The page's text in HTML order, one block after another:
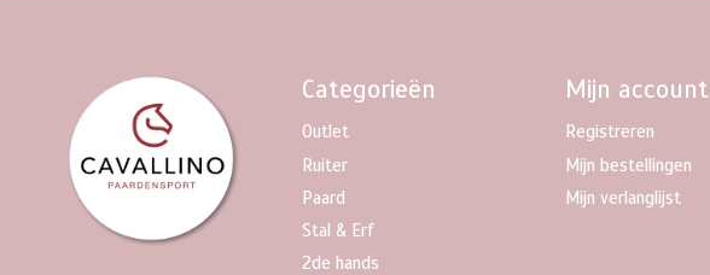
Categorieën
Outlet
Ruiter
Paard
Stal & Erf
2de hands
Mijn account
Registreren
Mijn bestellingen
Mijn verlanglijst